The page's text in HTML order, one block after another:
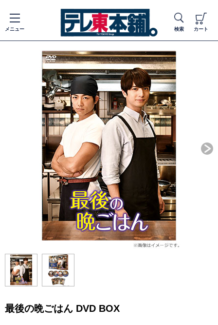
メニュー 検索 カート
最後の晩ごはん DVD BOX